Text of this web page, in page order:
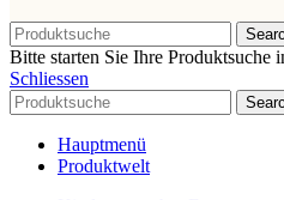
Bitte starten Sie Ihre Produktsuche
Schliessen
Hauptmenü
Produktwelt